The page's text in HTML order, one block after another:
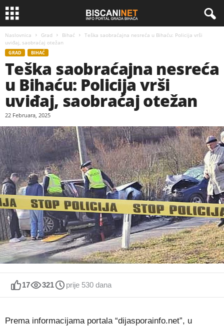
Naslovnica Grad Bihać
Teška saobraćajna nesreća u Bihaću: Policija vrši
uviđaj, saobraćaj otežan
GRAD BIHAĆ
Teška saobraćajna nesreća
u Bihaću: Policija vrši
uviđaj, saobraćaj otežan
22 Februara, 2025
17 321 prije 530 dana
​Prema informacijama portala “dijasporainfo.net”, u